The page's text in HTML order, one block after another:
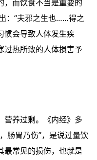
，而饮食不当是重要的
：“夫邪之生也……得之
会导致人体发生疾
过热所致的人体损害予
营养过剩。《内经》多
肠胃乃伤”，是说过量饮
最常见的损伤，也就是